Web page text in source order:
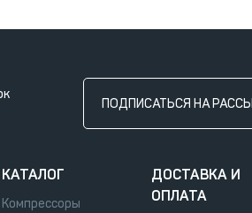
ПОДПИСАТЬСЯ НА
КАТАЛОГ
Компрессоры
ДОСТАВКА И
ОПЛАТА